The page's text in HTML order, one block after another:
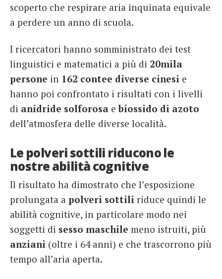
scoperto che respirare aria inquinata equivale
a perdere un anno di scuola.
I ricercatori hanno somministrato dei test
linguistici e matematici a più di 20mila
persone in 162 contee diverse cinesi e
hanno poi confrontato i risultati con i livelli
di anidride solforosa ebiossido di azoto
dell’atmosfera delle diverse località.
Le polveri sottili riducono le
nostre abilità cognitive
Il risultato ha dimostrato che l’esposizione
prolungata a polveri sottili riduce quindi le
abilità cognitive, in particolare modo nei
soggetti di sesso maschile meno istruiti, più
anziani (oltre i 64 anni) e che trascorrono più
tempo all’aria aperta.